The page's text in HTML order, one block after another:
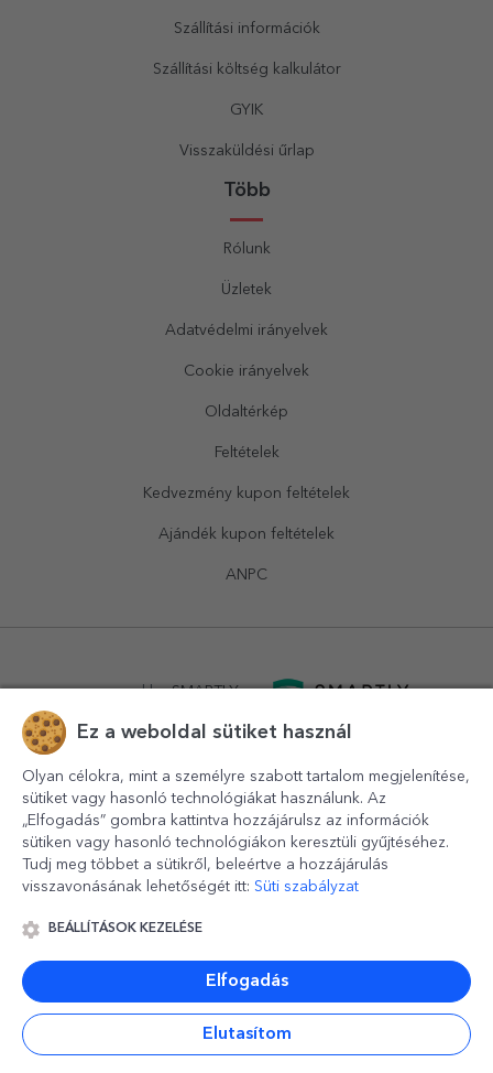
Gyors fizetés ezen keresztül
Szállítási információk
Szállítási költség kalkulátor
GYIK
Visszaküldési űrlap
Több
Rólunk
Üzletek
Adatvédelmi irányelvek
Cookie irányelvek
Oldaltérkép
Feltételek
Kedvezmény kupon feltételek
Ajándék kupon feltételek
ANPC
powered bySMARTLY.ro
© 2016-2026 StarGift
contact@stargift.hu
www.stargift.hu
Ez a weboldal sütiket használ
Olyan célokra, mint a személyre szabott tartalom megjelenítése,
sütiket vagy hasonló technológiákat használunk. Az
„Elfogadás” gombra kattintva hozzájárulsz az információk
sütiken vagy hasonló technológiákon keresztüli gyűjtéséhez.
Tudj meg többet a sütikről, beleértve a hozzájárulás
visszavonásának lehetőségét itt: Süti szabályzat
BEÁLLÍTÁSOK KEZELÉSE
Elfogadás
Elutasítom